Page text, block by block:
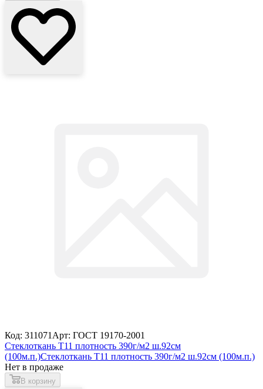
Код: 311071 Арт: ГОСТ 19170-2001
Стеклоткань Т11 плотность 390г/м2 ш.92см
(100м.п.)Стеклоткань Т11 плотность 390г/м2 ш.92см (100м.п.)
Нет в продаже
В корзину